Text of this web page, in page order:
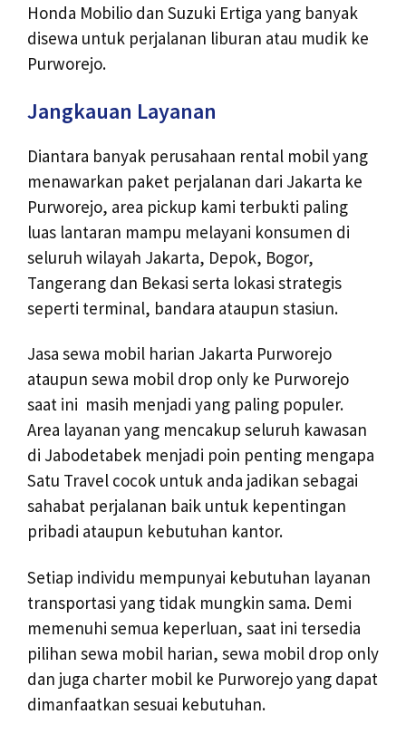
Honda Mobilio dan Suzuki Ertiga yang banyak
disewa untuk perjalanan liburan atau mudik ke
Purworejo.
Jangkauan Layanan
Diantara banyak perusahaan rental mobil yang
menawarkan paket perjalanan dari Jakarta ke
Purworejo, area pickup kami terbukti paling
luas lantaran mampu melayani konsumen di
seluruh wilayah Jakarta, Depok, Bogor,
Tangerang dan Bekasi serta lokasi strategis
seperti terminal, bandara ataupun stasiun.
Jasa sewa mobil harian Jakarta Purworejo
ataupun sewa mobil drop only ke Purworejo
saat ini masih menjadi yang paling populer.
Area layanan yang mencakup seluruh kawasan
di Jabodetabek menjadi poin penting mengapa
Satu Travel cocok untuk anda jadikan sebagai
sahabat perjalanan baik untuk kepentingan
pribadi ataupun kebutuhan kantor.
Setiap individu mempunyai kebutuhan layanan
transportasi yang tidak mungkin sama. Demi
memenuhi semua keperluan, saat ini tersedia
pilihan sewa mobil harian, sewa mobil drop only
dan juga charter mobil ke Purworejo yang dapat
dimanfaatkan sesuai kebutuhan.